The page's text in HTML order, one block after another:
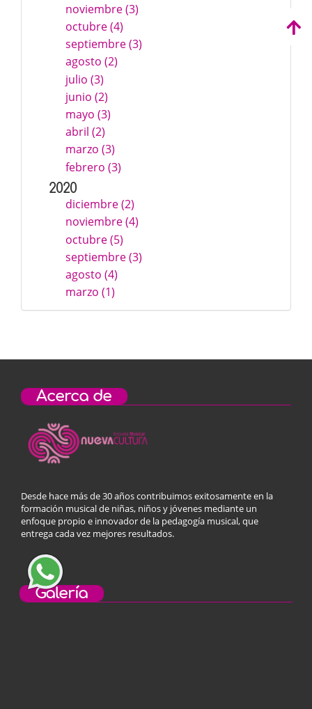
noviembre (3)
octubre (4)
septiembre (3)
agosto (2)
julio (3)
junio (2)
mayo (3)
abril (2)
marzo (3)
febrero (3)
2020
diciembre (2)
noviembre (4)
octubre (5)
septiembre (3)
agosto (4)
marzo (1)
Acerca de
Desde hace más de 30 años contribuimos exitosamente en la
formación musical de niñas, niños y jóvenes mediante un
enfoque propio e innovador de la pedagogía musical, que
entrega cada vez mejores resultados.
Galería